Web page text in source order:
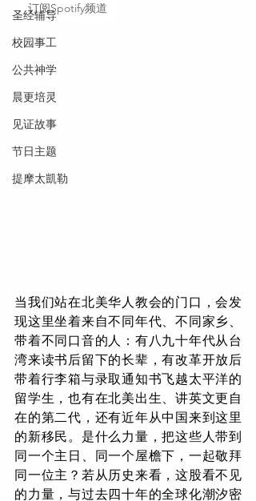
圣经辅导
校园事工
公共神学
晨更培灵
见证故事
节日主题
提摩太凱勒
订阅Spotify频道
当我们站在北美华人教会的门口，会发
现这里坐着来自不同年代、不同家乡、
带着不同口音的人：有八九十年代从台
湾来读书后留下的长辈，有改革开放后
带着行李箱与录取通知书飞越太平洋的
留学生，也有在北美出生、讲英文更自
在的第二代，还有近年从中国来到这里
的新移民。是什么力量，把这些人带到
同一个主日、同一个屋檐下，一起敬拜
同一位主？若从历史来看，这股看不见
的力量，与过去四十年的全球化潮汐密